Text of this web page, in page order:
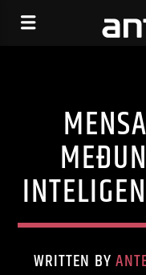
WRITTEN BY